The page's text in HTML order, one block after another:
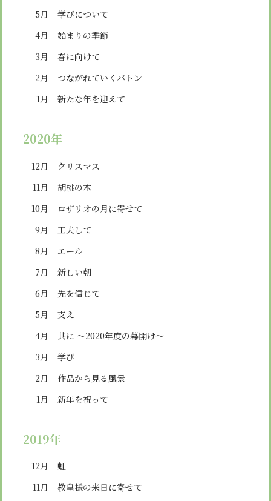
5月
学びについて
4月
始まりの季節
3月
春に向けて
2月
つながれていくバトン
1月
新たな年を迎えて
2020年
12月
クリスマス
11月
胡桃の木
10月
ロザリオの月に寄せて
9月
工夫して
8月
エール
7月
新しい朝
6月
先を信じて
5月
支え
4月
共に ～2020年度の幕開け～
3月
学び
2月
作品から見る風景
1月
新年を祝って
2019年
12月
虹
11月
教皇様の来日に寄せて